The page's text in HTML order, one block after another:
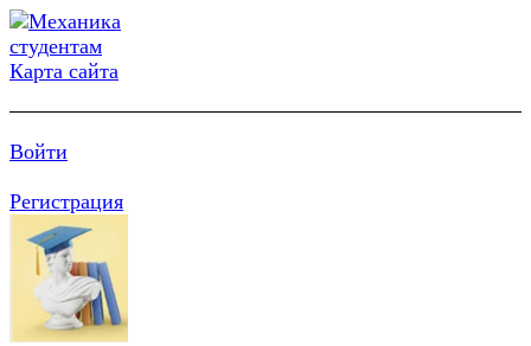
Карта сайта
Войти
Регистрация